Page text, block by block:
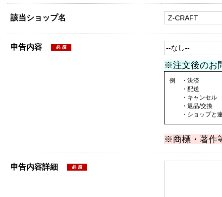
該当ショップ名
申告内容
※注文後のお
例 ・決済
・配送
・キャンセル
・返品/交換
・ショップと連
※商標・著作
申告内容詳細